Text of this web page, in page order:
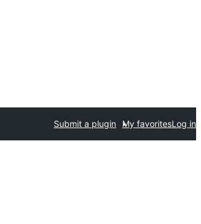
Submit a plugin My favoritesLog in